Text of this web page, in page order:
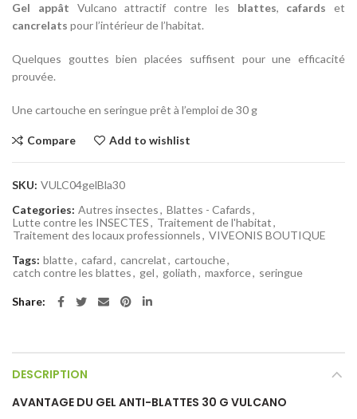
Gel appât Vulcano attractif contre les blattes, cafards et
cancrelats pour l’intérieur de l’habitat.
Quelques gouttes bien placées suffisent pour une efficacité
prouvée.
Une cartouche en seringue prêt à l’emploi de 30 g
Compare Add to wishlist
SKU: VULC04gelBla30
Categories: Autres insectes, Blattes - Cafards,
Lutte contre les INSECTES, Traitement de l'habitat,
Traitement des locaux professionnels, VIVEONIS BOUTIQUE
Tags: blatte, cafard, cancrelat, cartouche,
catch contre les blattes, gel, goliath, maxforce, seringue
Share
DESCRIPTION
AVANTAGE DU GEL ANTI-BLATTES 30 G VULCANO